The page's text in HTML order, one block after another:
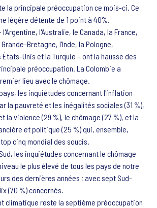
la principale préoccupation ce mois-ci. Ce
légère détente de 1 point à 40%.
l'Argentine, l'Australie, le Canada, la France,
Bretagne, l'Inde, la Pologne,
Unis et la Turquie – ont la hausse des
préoccupation. La Colombie a
lieu avec le chômage.
les inquiétudes concernant l'inflation
la pauvreté et les inégalités sociales (31 %),
la violence (29 %), le chômage (27 %), et la
et politique (25 %) qui, ensemble,
cinq mondial des soucis.
les inquiétudes concernant le chômage
le plus élevé de tous les pays de notre
des dernières années ; avec sept Sud-
(70 %) concernés.
climatique reste la septième préoccupation